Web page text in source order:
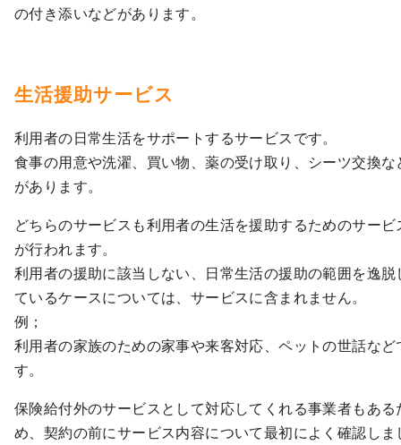
の付き添いなどがあります。
生活援助サービス
利用者の日常生活をサポートするサービスです。
食事の用意や洗濯、買い物、薬の受け取り、シーツ交換な
があります。
どちらのサービスも利用者の生活を援助するためのサービ
が行われます。
利用者の援助に該当しない、日常生活の援助の範囲を逸脱
ているケースについては、サービスに含まれません。
例；
利用者の家族のための家事や来客対応、ペットの世話など
す。
保険給付外のサービスとして対応してくれる事業者もある
め、契約の前にサービス内容について最初によく確認しま